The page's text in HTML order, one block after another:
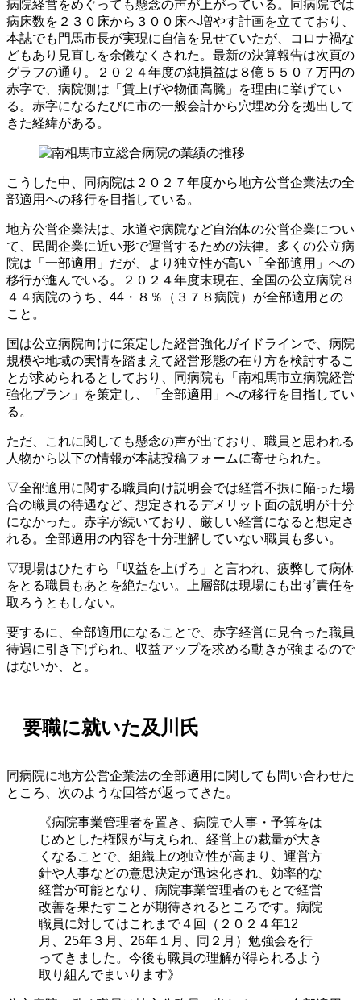
病院経営をめぐっても懸念の声が上がっている。同病院では
病床数を２３０床から３００床へ増やす計画を立てており、
本誌でも門馬市長が実現に自信を見せていたが、コロナ禍な
どもあり見直しを余儀なくされた。最新の決算報告は次頁の
グラフの通り。２０２４年度の純損益は８億５５０７万円の
赤字で、病院側は「賃上げや物価高騰」を理由に挙げてい
る。赤字になるたびに市の一般会計から穴埋め分を拠出して
きた経緯がある。
こうした中、同病院は２０２７年度から地方公営企業法の全
部適用への移行を目指している。
地方公営企業法は、水道や病院など自治体の公営企業につい
て、民間企業に近い形で運営するための法律。多くの公立病
院は「一部適用」だが、より独立性が高い「全部適用」への
移行が進んでいる。２０２４年度末現在、全国の公立病院８
４４病院のうち、44・８％（３７８病院）が全部適用との
こと。
国は公立病院向けに策定した経営強化ガイドラインで、病院
規模や地域の実情を踏まえて経営形態の在り方を検討するこ
とが求められるとしており、同病院も「南相馬市立病院経営
強化プラン」を策定し、「全部適用」への移行を目指してい
る。
ただ、これに関しても懸念の声が出ており、職員と思われる
人物から以下の情報が本誌投稿フォームに寄せられた。
▽全部適用に関する職員向け説明会では経営不振に陥った場
合の職員の待遇など、想定されるデメリット面の説明が十分
になかった。赤字が続いており、厳しい経営になると想定さ
れる。全部適用の内容を十分理解していない職員も多い。
▽現場はひたすら「収益を上げろ」と言われ、疲弊して病休
をとる職員もあとを絶たない。上層部は現場にも出ず責任を
取ろうともしない。
要するに、全部適用になることで、赤字経営に見合った職員
待遇に引き下げられ、収益アップを求める動きが強まるので
はないか、と。
要職に就いた及川氏
同病院に地方公営企業法の全部適用に関しても問い合わせた
ところ、次のような回答が返ってきた。
《病院事業管理者を置き、病院で人事・予算をは
じめとした権限が与えられ、経営上の裁量が大き
くなることで、組織上の独立性が高まり、運営方
針や人事などの意思決定が迅速化され、効率的な
経営が可能となり、病院事業管理者のもとで経営
改善を果たすことが期待されるところです。病院
職員に対してはこれまで４回（２０２４年12
月、25年３月、26年１月、同２月）勉強会を行
ってきました。今後も職員の理解が得られるよう
取り組んでまいります》